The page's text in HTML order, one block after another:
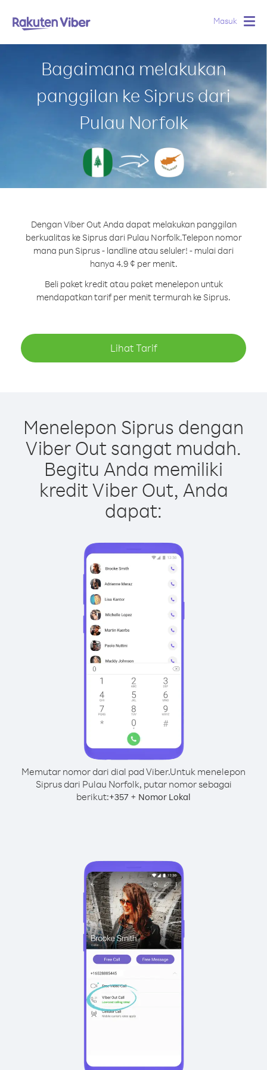
Masuk
Bagaimana melakukan
panggilan ke Siprus dari
Pulau Norfolk
Dengan Viber Out Anda dapat melakukan panggilan
berkualitas ke Siprus dari Pulau Norfolk.Telepon nomor
mana pun Siprus - landline atau seluler! - mulai dari
hanya 4.9 ¢ per menit.
Beli paket kredit atau paket menelepon untuk
mendapatkan tarif per menit termurah ke Siprus.
Lihat Tarif
Menelepon Siprus dengan
Viber Out sangat mudah.
Begitu Anda memiliki
kredit Viber Out, Anda
dapat:
Memutar nomor dari dial pad Viber.Untuk menelepon
Siprus dari Pulau Norfolk, putar nomor sebagai
berikut:+357 + Nomor Lokal